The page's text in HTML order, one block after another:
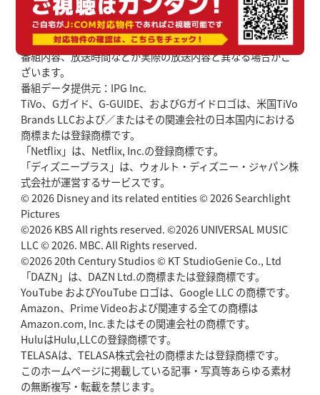
番組内容、放送時間などが実際の放送内容と異なる場合がご
ざいます。
番組データ提供元：IPG Inc.
TiVo、Gガイド、G-GUIDE、およびGガイドロゴは、米国TiVo
Brands LLCおよび／またはその関連会社の日本国内における
商標または登録商標です。
「Netflix」は、Netflix, Inc.の登録商標です。
「ディズニープラス」は、ウォルト・ディズニー・ジャパン株
式会社が運営するサービスです。
© 2026 Disney and its related entities © 2026 Searchlight
Pictures
©2026 KBS All rights reserved. ©2026 UNIVERSAL MUSIC
LLC © 2026. MBC. All Rights reserved.
©2026 20th Century Studios © KT StudioGenie Co., Ltd
「DAZN」は、DAZN Ltd.の商標または登録商標です。
YouTube およびYouTube ロゴは、Google LLC の商標です。
Amazon、Prime Videoおよび関連する全ての商標は
Amazon.com, Inc.またはその関連会社の商標です。
HuluはHulu,LLCの登録商標です。
TELASAは、TELASA株式会社の商標または登録商標です。
このホームページに掲載している記事・写真等あらゆる素材
の無断複写・転載を禁じます。